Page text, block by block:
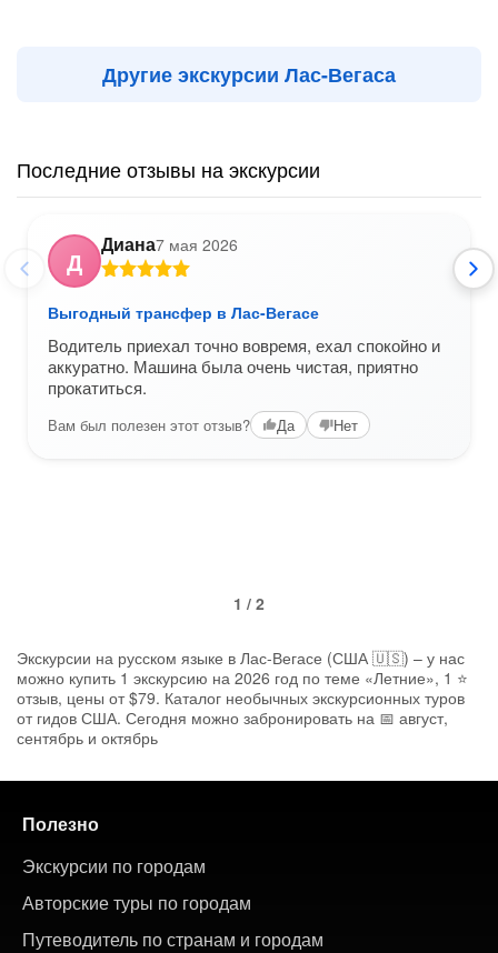
Другие экскурсии Лас-Вегаса
Последние отзывы на экскурсии
Д
Диана7 мая 2026
Выгодный трансфер в Лас-Вегасе
Водитель приехал точно вовремя, ехал спокойно и
аккуратно. Машина была очень чистая, приятно
прокатиться.
Вам был полезен этот отзыв? Да Нет
1 / 2
Экскурсии на русском языке в Лас-Вегасе (США 🇺🇸) – у нас
можно купить 1 экскурсию на 2026 год по теме «Летние», 1 ⭐
отзыв, цены от $79. Каталог необычных экскурсионных туров
от гидов США. Сегодня можно забронировать на 📅 август,
сентябрь и октябрь
Полезно
Экскурсии по городам
Авторские туры по городам
Путеводитель по странам и городам